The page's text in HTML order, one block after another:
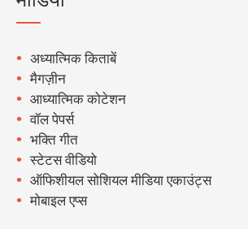
अध्यात्मिक किताबें
मैगज़ीन
आध्यात्मिक कोटेशन
वॉल पेपर्स
भक्ति गीत
स्टेटस वीडियो
ऑफिशीयल सोशियल मीडिया एकाउंट्स
मोबाइल एप्स